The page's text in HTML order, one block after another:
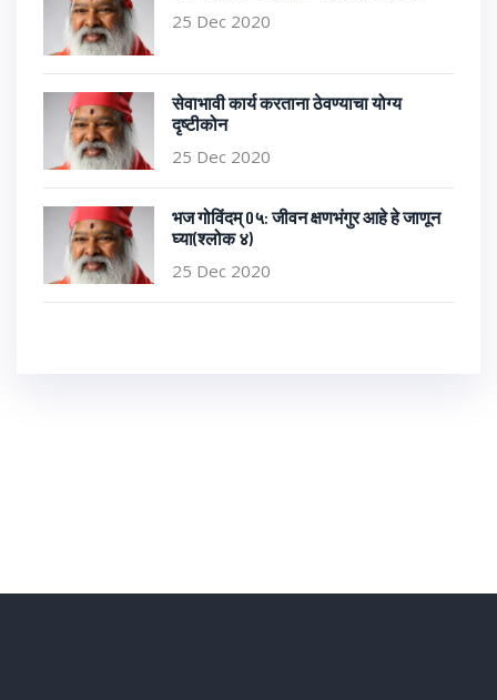
25 Dec 2020
सेवाभावी कार्य करताना ठेवण्याचा योग्य
दृष्टीकोन
25 Dec 2020
भज गोविंदम् 0५: जीवन क्षणभंगुर आहे हे जाणून
घ्या(श्लोक ४)
25 Dec 2020